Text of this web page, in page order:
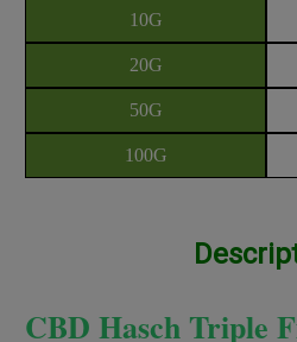
10G
20G
50G
100G
CBD Hasch Triple